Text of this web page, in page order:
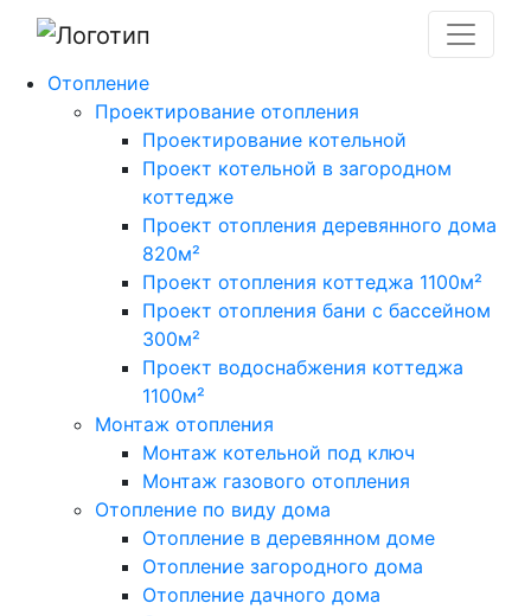
Отопление
Проектирование отопления
Проектирование котельной
Проект котельной в загородном
коттедже
Проект отопления деревянного дома
820м²
Проект отопления коттеджа 1100м²
Проект отопления бани с бассейном
300м²
Проект водоснабжения коттеджа
1100м²
Монтаж отопления
Монтаж котельной под ключ
Монтаж газового отопления
Отопление по виду дома
Отопление в деревянном доме
Отопление загородного дома
Отопление дачного дома